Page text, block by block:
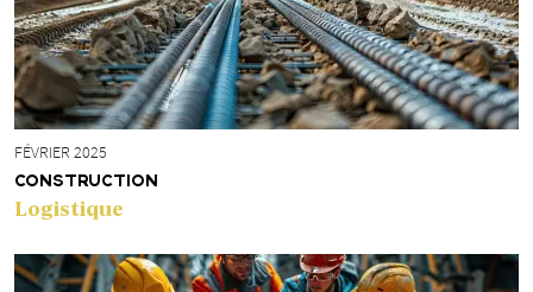
FÉVRIER 2025
CONSTRUCTION
Logistique